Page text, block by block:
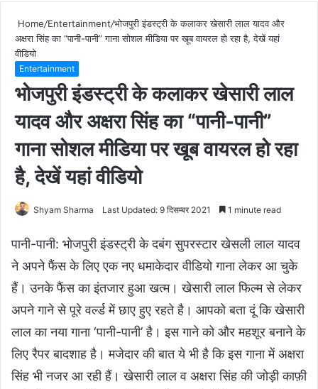
Home/Entertainment/भोजपुरी इंडस्ट्री के कलाकर खेसारी लाल यादव और
अक्षरा सिंह का “पानी-पानी” गाना सोशल मीडिया पर खूब वायरल हो रहा है, देखें यहां
वीडियो
Entertainment
भोजपुरी इंडस्ट्री के कलाकर खेसारी लाल
यादव और अक्षरा सिंह का “पानी-पानी”
गाना सोशल मीडिया पर खूब वायरल हो रहा
है, देखें यहां वीडियो
Shyam Sharma Last Updated: 9 दिसम्बर 2021 1 minute read
पानी-पानी: भोजपुरी इंडस्ट्री के दबंग सुपरस्टार खेसली लाल यादव
ने अपने फैंस के लिए एक नए धमाकेदार वीडियो गाना लेकर आ चुके
हैं। उनके फैंस का इंतजार हुआ खत्म। खेसारी लाल फिल्म से लेकर
अपने गाने से पूरे वर्ल्ड में छाए हुए रहते है। आपको बता दूं कि खेसारी
लाल का नया गाना ‘पानी-पानी’ है। इस गाने को और महशूर बनाने के
लिए रैपर बादशाह है। मजेदार की बात ये भी है कि इस गाना में अक्षरा
सिंह भी नजर आ रही हैं। खेसारी लाल व अक्षरा सिंह की जोड़ी काफ़ी